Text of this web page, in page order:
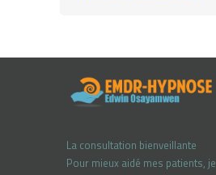
La consultation bienveillante
Pour mieux aidé mes patients, je